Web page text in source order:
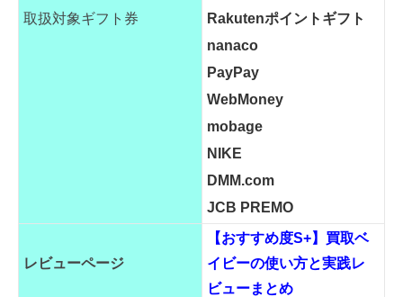
取扱対象ギフト券
Rakutenポイントギフト
nanaco
PayPay
WebMoney
mobage
NIKE
DMM.com
JCB PREMO
レビューページ
【おすすめ度S+】買取ベ
イビーの使い方と実践レ
ビューまとめ